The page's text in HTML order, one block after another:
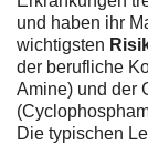
und haben ihr
wichtigsten
der berufliche
Amine) und der
Die typischen